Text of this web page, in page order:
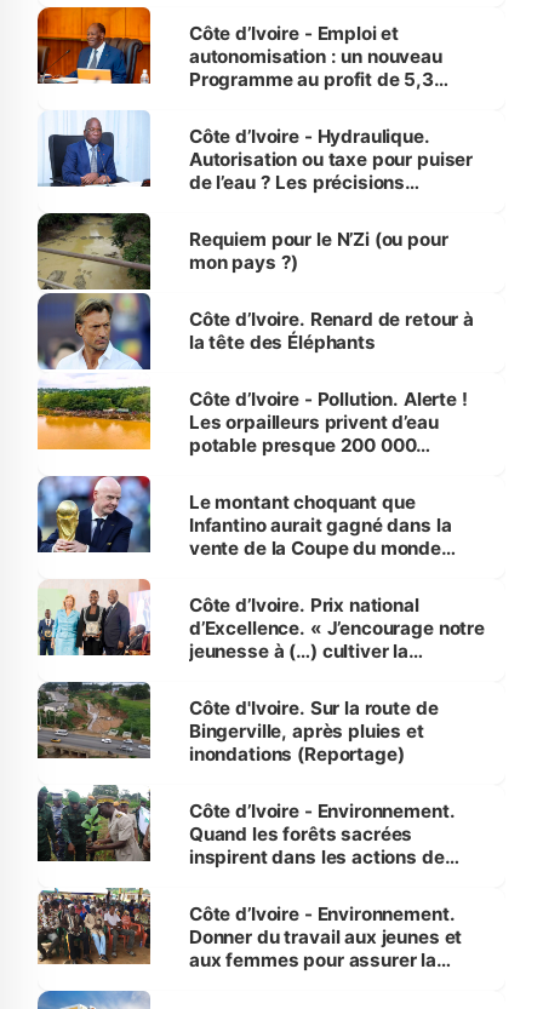
et Yamoussoukro
Côte d’Ivoire - Emploi et
autonomisation : un nouveau
Programme au profit de 5,3
Côte d’Ivoire - Hydraulique.
Autorisation ou taxe pour puiser
de l’eau ? Les précisions
Requiem pour le N’Zi (ou pour
mon pays ?)
Côte d’Ivoire. Renard de retour à
la tête des Éléphants
Côte d’Ivoire - Pollution. Alerte !
Les orpailleurs privent d’eau
potable presque 200 000
Le montant choquant que
Infantino aurait gagné dans la
vente de la Coupe du monde
Côte d’Ivoire. Prix national
d’Excellence. « J’encourage notre
jeunesse à (…) cultiver la
(Alassane Ouattara
Côte d'Ivoire. Sur la route de
Bingerville, après pluies et
inondations (Reportage)
Côte d’Ivoire - Environnement.
Quand les forêts sacrées
inspirent dans les actions de
Côte d’Ivoire - Environnement.
Donner du travail aux jeunes et
aux femmes pour assurer la